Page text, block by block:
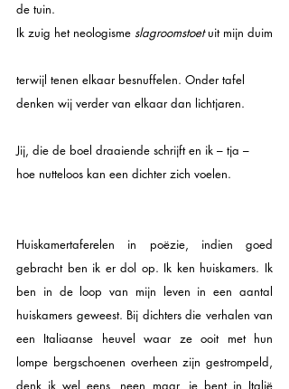
de tuin.
Ik zuig het neologisme slagroomstoet uit mijn duim
terwijl tenen elkaar besnuffelen. Onder tafel
denken wij verder van elkaar dan lichtjaren.
Jij, die de boel draaiende schrijft en ik – tja –
hoe nutteloos kan een dichter zich voelen.
Huiskamertaferelen in poëzie, indien goed
gebracht ben ik er dol op. Ik ken huiskamers. Ik
ben in de loop van mijn leven in een aantal
huiskamers geweest. Bij dichters die verhalen van
een Italiaanse heuvel waar ze ooit met hun
lompe bergschoenen overheen zijn gestrompeld,
denk ik wel eens, neen maar, je bent in Italië